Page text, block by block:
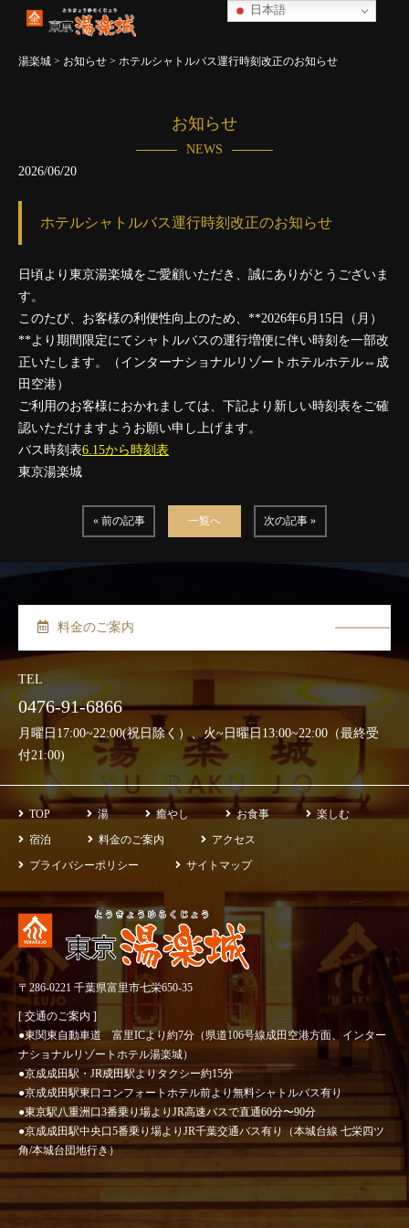
湯楽城 > お知らせ > ホテルシャトルバス運行時刻改正のお知らせ
お知らせ
NEWS
2026/06/20
ホテルシャトルバス運行時刻改正のお知らせ
日頃より東京湯楽城をご愛顧いただき、誠にありがとうございま
す。
このたび、お客様の利便性向上のため、**2026年6月15日（月）
**より期間限定にてシャトルバスの運行増便に伴い時刻を一部改
正いたします。（インターナショナルリゾートホテルホテル⇔成
田空港）
ご利用のお客様におかれましては、下記より新しい時刻表をご確
認いただけますようお願い申し上げます。
バス時刻表6.15から時刻表
東京湯楽城
« 前の記事 一覧へ 次の記事 »
料金のご案内
TEL
0476-91-6866
月曜日17:00~22:00(祝日除く）、火~日曜日13:00~22:00（最終受
付21:00)
TOP 湯 癒やし お食事
楽しむ
宿泊
料金のご案内
アクセス
プライバシーポリシー
サイトマップ
〒286-0221 千葉県富里市七栄650-35
[ 交通のご案内 ]
●東関東自動車道 富里ICより約7分（県道106号線成田空港方面、インター
ナショナルリゾートホテル湯楽城）
●京成成田駅・JR成田駅よりタクシー約15分
●京成成田駅東口コンフォートホテル前より無料シャトルバス有り
●東京駅八重洲口3番乗り場よりJR高速バスで直通60分〜90分
●京成成田駅中央口5番乗り場よりJR千葉交通バス有り（本城台線 七栄四ツ
角/本城台団地行き）
日本語